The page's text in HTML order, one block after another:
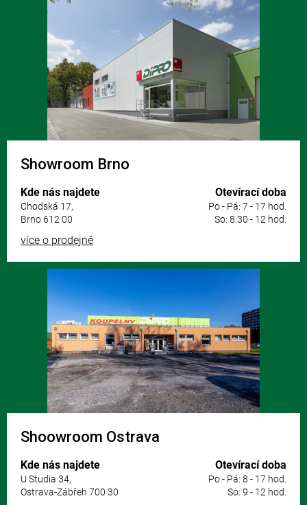
Showroom Brno
Kde nás najdete
Chodská 17,
Brno 612 00
Otevírací doba
Po - Pá: 7 - 17 hod.
So: 8:30 - 12 hod.
více o prodejně
Shoowroom Ostrava
Kde nás najdete
U Studia 34,
Ostrava-Zábřeh 700 30
Otevírací doba
Po - Pá: 8 - 17 hod.
So: 9 - 12 hod.